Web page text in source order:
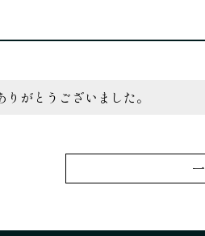
がとうございました。